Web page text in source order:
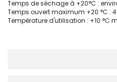
Temps de séchage à +20°C :
Temps ouvert maximum +20 °C :
Température d'utilisation : +10 °C